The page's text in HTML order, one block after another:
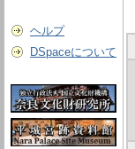
ヘルプ
DSpaceについて